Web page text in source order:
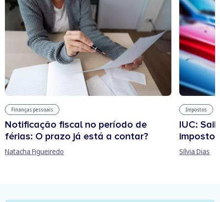
Finanças pessoais
Notificação fiscal no período de
férias: O prazo já está a contar?
Natacha Figueiredo
Impostos
IUC:
imposto
Sílvia Dias